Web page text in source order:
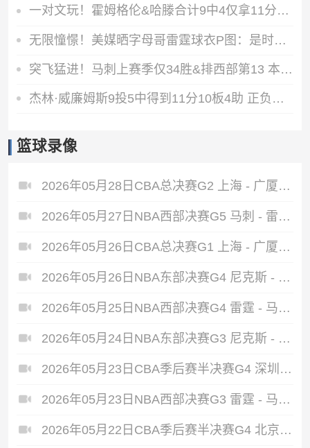
一对文玩！霍姆格伦&哈滕合计9中4仅拿11分9篮板 末节仅3分
无限憧憬！美媒晒字母哥雷霆球衣P图：是时候了？
突飞猛进！马刺上赛季仅34胜&排西部第13 本赛季打进总决赛
杰林·威廉姆斯9投5中得到11分10板4助 正负值+10全队最高
篮球录像
2026年05月28日CBA总决赛G2 上海 - 广厦 全场录像
2026年05月27日NBA西部决赛G5 马刺 - 雷霆 全场录像
2026年05月26日CBA总决赛G1 上海 - 广厦 全场录像
2026年05月26日NBA东部决赛G4 尼克斯 - 骑士 全场录像
2026年05月25日NBA西部决赛G4 雷霆 - 马刺 全场录像
2026年05月24日NBA东部决赛G3 尼克斯 - 骑士 全场录像
2026年05月23日CBA季后赛半决赛G4 深圳 - 广厦 全场录像
2026年05月23日NBA西部决赛G3 雷霆 - 马刺 全场录像
2026年05月22日CBA季后赛半决赛G4 北京 - 上海 全场录像